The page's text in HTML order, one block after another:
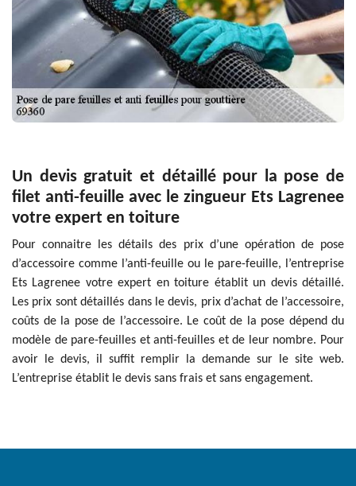
Un devis gratuit et détaillé pour la pose de
filet anti-feuille avec le zingueur Ets Lagrenee
votre expert en toiture
Pour connaitre les détails des prix d’une opération de pose
d’accessoire comme l’anti-feuille ou le pare-feuille, l’entreprise
Ets Lagrenee votre expert en toiture établit un devis détaillé.
Les prix sont détaillés dans le devis, prix d’achat de l’accessoire,
coûts de la pose de l’accessoire. Le coût de la pose dépend du
modèle de pare-feuilles et anti-feuilles et de leur nombre. Pour
avoir le devis, il suffit remplir la demande sur le site web.
L’entreprise établit le devis sans frais et sans engagement.